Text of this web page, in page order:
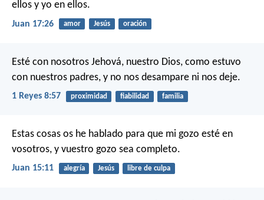
ellos y yo en ellos.
Juan 17:26 amor Jesús oración
Esté con nosotros Jehová, nuestro Dios, como estuvo
con nuestros padres, y no nos desampare ni nos deje.
1 Reyes 8:57 proximidad fiabilidad familia
Estas cosas os he hablado para que mi gozo esté en
vosotros, y vuestro gozo sea completo.
Juan 15:11 alegría Jesús libre de culpa